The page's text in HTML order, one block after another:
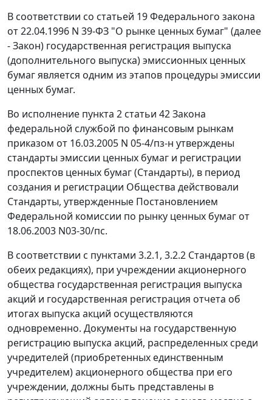
В соответствии со статьей 19Федерального закона
от 22.04.1996 N 39-ФЗ "О рынке ценных бумаг" (далее
- Закон) государственная регистрация выпуска
(дополнительного выпуска) эмиссионных ценных
бумаг является одним из этапов процедуры эмиссии
ценных бумаг.
Во исполнение пункта 2 статьи 42Закона
федеральной службой по финансовым рынкам
приказом от 16.03.2005 N 05-4/пз-н утверждены
стандарты эмиссии ценных бумаг и регистрации
проспектов ценных бумаг (Стандарты), в период
создания и регистрации Общества действовали
Стандарты, утвержденные Постановлением
Федеральной комиссии по рынку ценных бумаг от
18.06.2003 N03-30/пс.
В соответствии с пунктами 3.2.1, 3.2.2 Стандартов (в
обеих редакциях), при учреждении акционерного
общества государственная регистрация выпуска
акций и государственная регистрация отчета об
итогах выпуска акций осуществляются
одновременно. Документы на государственную
регистрацию выпуска акций, распределенных среди
учредителей (приобретенных единственным
учредителем) акционерного общества при его
учреждении, должны быть представлены в